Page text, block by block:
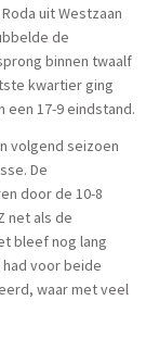
uit Westzaan
de
binnen twaalf
kwartier ging
17-9 eindstand.
volgend seizoen
De
door de 10-8
net als de
bleef nog lang
voor beide
waar met veel